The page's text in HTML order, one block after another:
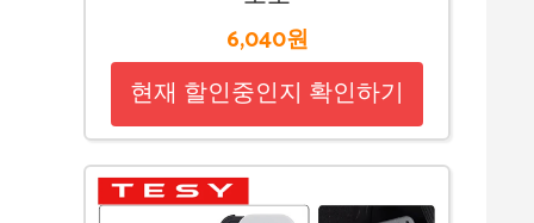
6,040원
현재 할인중인지 확인하기